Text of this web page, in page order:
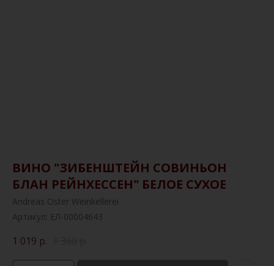
ВИНО "ЗИБЕНШТЕЙН СОВИНЬОН
БЛАН РЕЙНХЕССЕН" БЕЛОЕ СУХОЕ
Andreas Oster Weinkellerei
Артикул: ЕЛ-00004643
1 019 р.